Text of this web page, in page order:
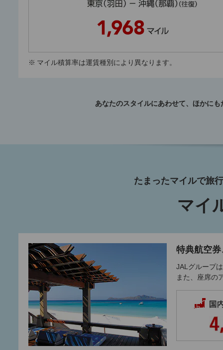
※ マイル積算率は運賃種別により異なります。
あなたのスタイルにあわせて、ほかに
マイ
たまったマイルで旅
特典航空
JALグループ
また、座席の